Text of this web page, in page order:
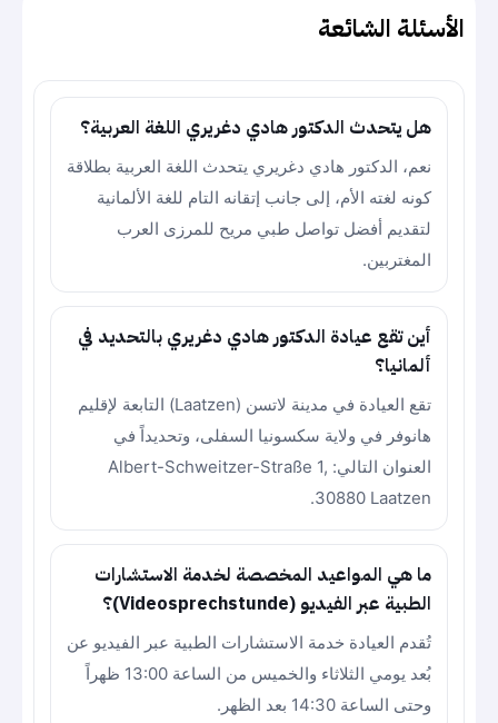
الأسئلة الشائعة
هل يتحدث الدكتور هادي دغريري اللغة العربية؟
نعم، الدكتور هادي دغريري يتحدث اللغة العربية بطلاقة
كونه لغته الأم، إلى جانب إتقانه التام للغة الألمانية
لتقديم أفضل تواصل طبي مريح للمرزى العرب
المغتربين.
أين تقع عيادة الدكتور هادي دغريري بالتحديد في
ألمانيا؟
تقع العيادة في مدينة لاتسن (Laatzen) التابعة لإقليم
هانوفر في ولاية سكسونيا السفلى، وتحديداً في
العنوان التالي: Albert-Schweitzer-Straße 1,
30880 Laatzen.
ما هي المواعيد المخصصة لخدمة الاستشارات
الطبية عبر الفيديو (Videosprechstunde)؟
تُقدم العيادة خدمة الاستشارات الطبية عبر الفيديو عن
بُعد يومي الثلاثاء والخميس من الساعة 13:00 ظهراً
وحتى الساعة 14:30 بعد الظهر.